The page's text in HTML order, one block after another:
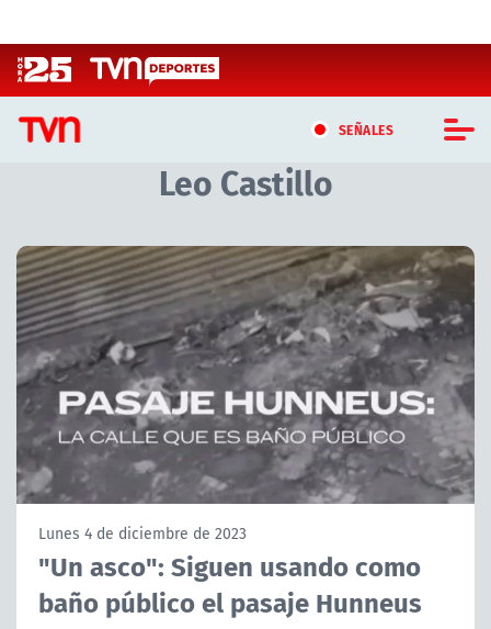
SEÑALES
CASTING MASTERCHEF CHILE
CASTING TVN VERTICAL
TVN VERTICAL
TVN PLAY
PROGRAMAS
TELESERIES
ACTUALIDAD Y TENDENCIAS
Leo Castillo
Artículos relacionados con Leo Castillo
Lunes 4 de diciembre de 2023
"Un asco": Siguen usando como
baño público el pasaje Hunneus